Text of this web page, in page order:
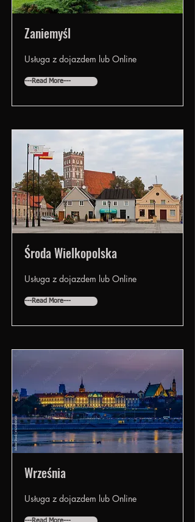
Zaniemyśl
Usługa z dojazdem lub Online
---Read More---
Środa Wielkopolska
Usługa z dojazdem lub Online
---Read More---
Września
Usługa z dojazdem lub Online